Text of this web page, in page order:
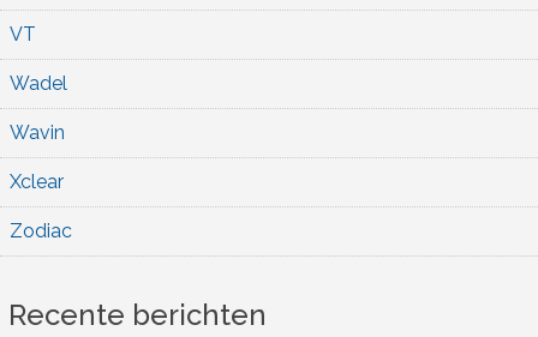
VT
Wadel
Wavin
Xclear
Zodiac
Recente berichten